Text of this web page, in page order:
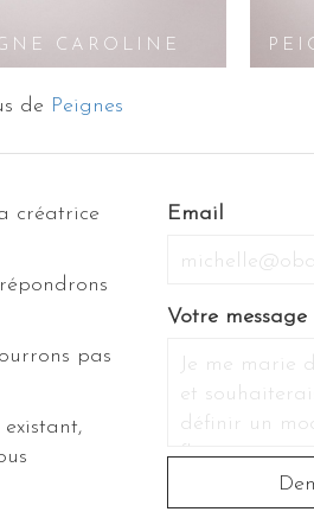
CAROLINE
de Peignes
créatrice
pas
Email
Votre message